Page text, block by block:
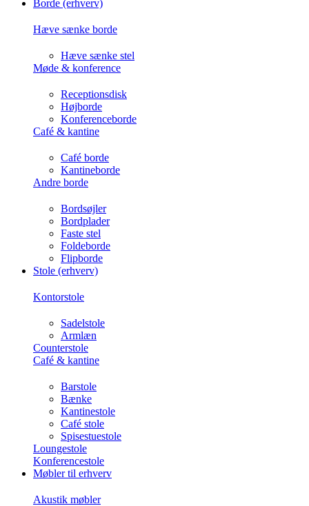
Borde (erhverv)
Hæve sænke borde
Hæve sænke stel
Møde & konference
Receptionsdisk
Højborde
Konferenceborde
Café & kantine
Café borde
Kantineborde
Andre borde
Bordsøjler
Bordplader
Faste stel
Foldeborde
Flipborde
Stole (erhverv)
Kontorstole
Sadelstole
Armlæn
Counterstole
Café & kantine
Barstole
Bænke
Kantinestole
Café stole
Spisestuestole
Loungestole
Konferencestole
Møbler til erhverv
Akustik møbler